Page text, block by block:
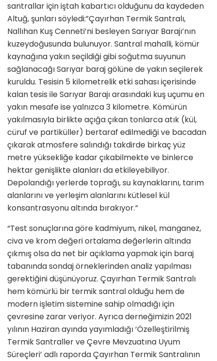
santrallar için iştah kabartıcı olduğunu da kaydeden
Altuğ, şunları söyledi:”Çayırhan Termik Santralı,
Nallıhan Kuş Cenneti’ni besleyen Sarıyar Barajı’nın
kuzeydoğusunda bulunuyor. Santral mahalli, kömür
kaynağına yakın seçildiği gibi soğutma suyunun
sağlanacağı Sarıyar baraj gölüne de yakın seçilerek
kuruldu. Tesisin 5 kilometrelik etki sahası içerisinde
kalan tesis ile Sarıyar Barajı arasındaki kuş uçumu en
yakın mesafe ise yalnızca 3 kilometre. Kömürün
yakılmasıyla birlikte açığa çıkan tonlarca atık (kül,
cüruf ve partiküller) bertaraf edilmediği ve bacadan
çıkarak atmosfere salındığı takdirde birkaç yüz
metre yüksekliğe kadar çıkabilmekte ve binlerce
hektar genişlikte alanları da etkileyebiliyor.
Depolandığı yerlerde toprağı, su kaynaklarını, tarım
alanlarını ve yerleşim alanlarını kütlesel kül
konsantrasyonu altında bırakıyor.”
“Test sonuçlarına göre kadmiyum, nikel, manganez,
civa ve krom değeri ortalama değerlerin altında
çıkmış olsa da net bir açıklama yapmak için baraj
tabanında sondaj örneklerinden analiz yapılması
gerektiğini düşünüyoruz. Çayırhan Termik Santralı
hem kömürlü bir termik santral olduğu hem de
modern işletim sistemine sahip olmadığı için
çevresine zarar veriyor. Ayrıca derneğimizin 2021
yılının Haziran ayında yayımladığı ‘Özelleştirilmiş
Termik Santraller ve Çevre Mevzuatına Uyum
Süreçleri’ adlı raporda Çayırhan Termik Santralının